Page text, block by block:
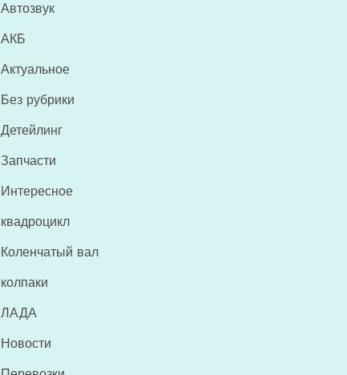
Автозвук
АКБ
Актуальное
Без рубрики
Детейлинг
Запчасти
Интересное
квадроцикл
Коленчатый вал
колпаки
ЛАДА
Новости